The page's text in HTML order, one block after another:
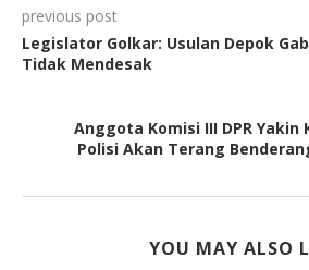
previous post
Legislator Golkar: Usulan Depok
Tidak Mendesak
Anggota Komisi III DPR Yakin
Polisi Akan Terang
YOU MAY ALSO